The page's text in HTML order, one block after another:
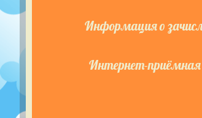
Информация о
Интернет-приёмная